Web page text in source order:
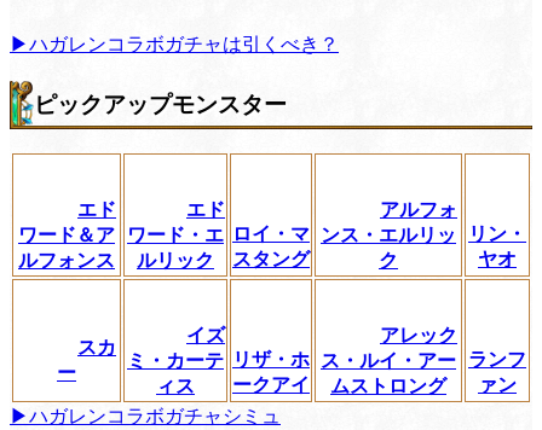
▶ハガレンコラボガチャは引くべき？
ピックアップモンスター
エド
ワード＆ア
ルフォンス
エド
ワード・エ
ルリック
ロイ・マ
スタング
アルフォ
ンス・エルリッ
ク
リン・
ヤオ
スカ
ー
イズ
ミ・カーテ
ィス
リザ・ホ
ークアイ
アレック
ス・ルイ・アー
ムストロング
ランフ
ァン
▶ハガレンコラボガチャシミュ